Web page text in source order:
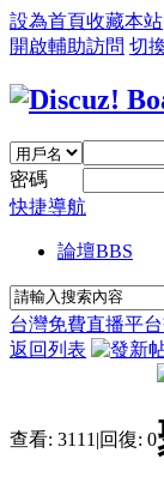
設為首頁收藏本站
開啟輔助訪問 切
密碼
快捷導航
論壇BBS
台灣免費直播平
返回列表
查看: 3111 |回復: 0